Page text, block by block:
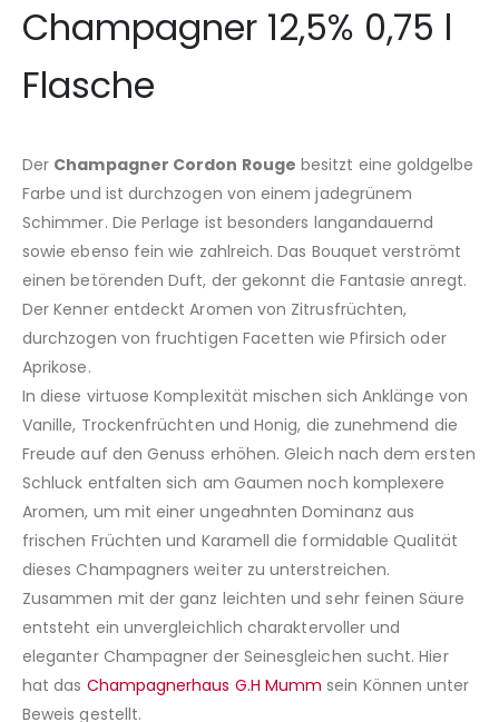
Champagner 12,5% 0,75 l
Flasche
Der Champagner Cordon Rouge besitzt eine goldgelbe
Farbe und ist durchzogen von einem jadegrünem
Schimmer. Die Perlage ist besonders langandauernd
sowie ebenso fein wie zahlreich. Das Bouquet verströmt
einen betörenden Duft, der gekonnt die Fantasie anregt.
Der Kenner entdeckt Aromen von Zitrusfrüchten,
durchzogen von fruchtigen Facetten wie Pfirsich oder
Aprikose.
In diese virtuose Komplexität mischen sich Anklänge von
Vanille, Trockenfrüchten und Honig, die zunehmend die
Freude auf den Genuss erhöhen. Gleich nach dem ersten
Schluck entfalten sich am Gaumen noch komplexere
Aromen, um mit einer ungeahnten Dominanz aus
frischen Früchten und Karamell die formidable Qualität
dieses Champagners weiter zu unterstreichen.
Zusammen mit der ganz leichten und sehr feinen Säure
entsteht ein unvergleichlich charaktervoller und
eleganter Champagner der Seinesgleichen sucht. Hier
hat das Champagnerhaus G.H Mumm sein Können unter
Beweis gestellt.